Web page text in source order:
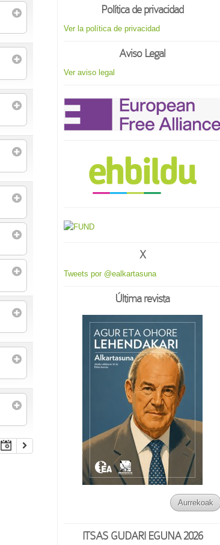
Política de privacidad
Ver la política de privacidad
Aviso Legal
Ver aviso legal
X
Tweets por @ealkartasuna
Última revista
Aurrekoak
ITSAS GUDARI EGUNA 2026